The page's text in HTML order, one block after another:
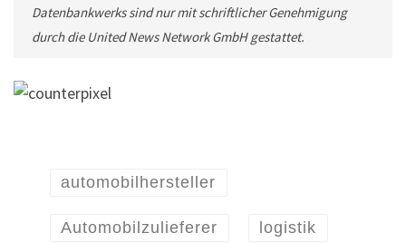
Datenbankwerks sind nur mit schriftlicher Genehmigung
durch die United News Network GmbH gestattet.
automobilhersteller
Automobilzulieferer logistik